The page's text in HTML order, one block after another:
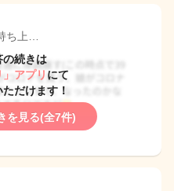
ち上…
の続きは
アプリ にて
だけます！
を見る(全7件)